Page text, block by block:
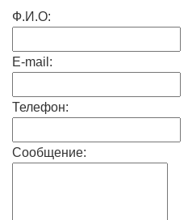
Ф.И.О:
E-mail:
Телефон:
Сообщение: